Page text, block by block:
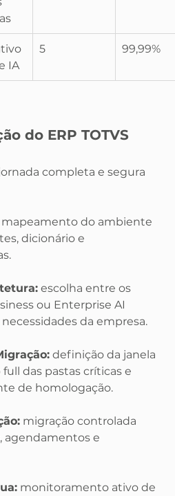
IA
5 99,99%
do ERP TOTVS
completa e segura
mapeamento do ambiente
dicionário e
escolha entre os
ou Enterprise AI
da empresa.
definição da janela
das pastas críticas e
de homologação.
migração controlada
agendamentos e
monitoramento ativo de